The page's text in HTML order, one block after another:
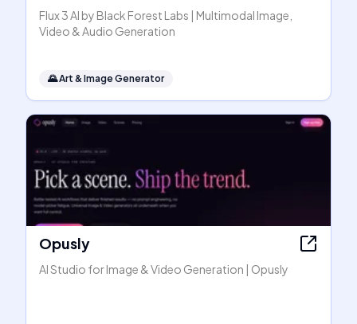
Flux 3 AI by Black Forest Labs | Multimodal Image,
Video & Audio Generation
🌄Art & Image Generator
Opusly
AI Studio for Image & Video Generation | Opusly